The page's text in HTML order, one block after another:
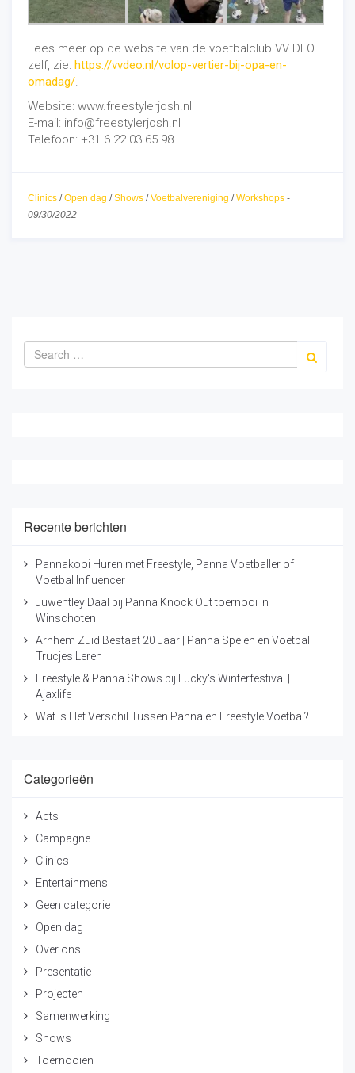
Lees meer op de website van de voetbalclub VV DEO
zelf, zie: https://vvdeo.nl/volop-vertier-bij-opa-en-
omadag/.
Website: www.freestylerjosh.nl
E-mail: info@freestylerjosh.nl
Telefoon: +31 6 22 03 65 98
Clinics /Open dag /Shows /Voetbalvereniging /Workshops -
09/30/2022
Recente berichten
Pannakooi Huren met Freestyle, Panna Voetballer of
Voetbal Influencer
Juwentley Daal bij Panna Knock Out toernooi in
Winschoten
Arnhem Zuid Bestaat 20 Jaar | Panna Spelen en Voetbal
Trucjes Leren
Freestyle & Panna Shows bij Lucky's Winterfestival |
Ajaxlife
Wat Is Het Verschil Tussen Panna en Freestyle Voetbal?
Categorieën
Acts
Campagne
Clinics
Entertainmens
Geen categorie
Open dag
Over ons
Presentatie
Projecten
Samenwerking
Shows
Toernooien